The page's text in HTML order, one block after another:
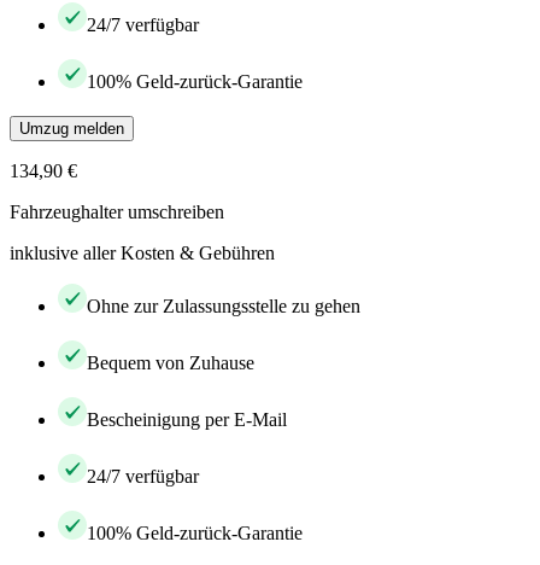
24/7 verfügbar
100% Geld-zurück-Garantie
Umzug melden
134,90 €
Fahrzeughalter umschreiben
inklusive aller Kosten & Gebühren
Ohne zur Zulassungsstelle zu gehen
Bequem von Zuhause
Bescheinigung per E-Mail
24/7 verfügbar
100% Geld-zurück-Garantie